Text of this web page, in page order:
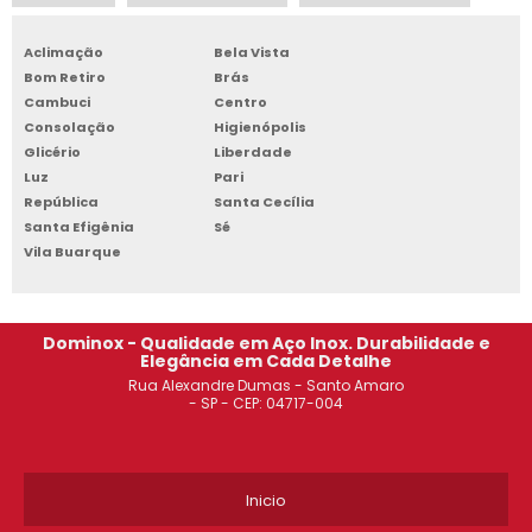
ROUPEIRO DE AÇO 4 PORTAS SACOMÃ
ROUPEIRO DE AÇO 8 PORTAS PREÇO GUARULHOS
GONDOLA DE CENTRO DIADEMA
GONDOLA DE CENTRO OSASCO
ARMÁRIO DE AÇO 2 PORTAS SOROCABA
Aclimação
Bela Vista
Bom Retiro
Brás
Cambuci
Centro
Consolação
Higienópolis
Glicério
Liberdade
Luz
Pari
República
Santa Cecília
Santa Efigênia
Sé
Vila Buarque
Dominox - Qualidade em Aço Inox. Durabilidade e
Elegância em Cada Detalhe
Rua Alexandre Dumas - Santo Amaro
- SP - CEP: 04717-004
Inicio